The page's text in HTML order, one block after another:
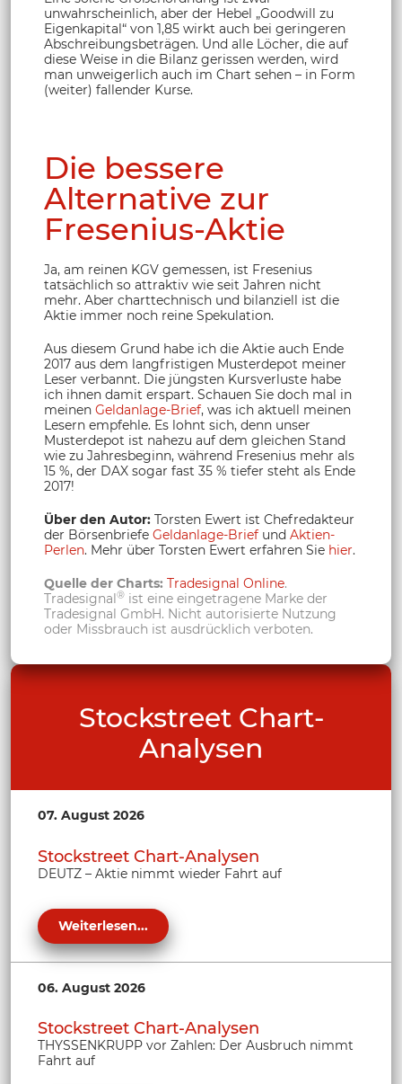
unwahrscheinlich, aber der Hebel „Goodwill zu
Eigenkapital“ von 1,85 wirkt auch bei geringeren
Abschreibungsbeträgen. Und alle Löcher, die auf
diese Weise in die Bilanz gerissen werden, wird
man unweigerlich auch im Chart sehen – in Form
(weiter) fallender Kurse.
Die bessere
Alternative zur
Fresenius-Aktie
Ja, am reinen KGV gemessen, ist Fresenius
tatsächlich so attraktiv wie seit Jahren nicht
mehr. Aber charttechnisch und bilanziell ist die
Aktie immer noch reine Spekulation.
Aus diesem Grund habe ich die Aktie auch Ende
2017 aus dem langfristigen Musterdepot meiner
Leser verbannt. Die jüngsten Kursverluste habe
ich ihnen damit erspart. Schauen Sie doch mal in
meinen Geldanlage-Brief, was ich aktuell meinen
Lesern empfehle. Es lohnt sich, denn unser
Musterdepot ist nahezu auf dem gleichen Stand
wie zu Jahresbeginn, während Fresenius mehr als
15 %, der DAX sogar fast 35 % tiefer steht als Ende
2017!
Über den Autor: Torsten Ewert ist Chefredakteur
der Börsenbriefe Geldanlage-Brief und Aktien-
Perlen. Mehr über Torsten Ewert erfahren Sie hier.
Quelle der Charts: Tradesignal Online.
Tradesignal® ist eine eingetragene Marke der
Tradesignal GmbH. Nicht autorisierte Nutzung
oder Missbrauch ist ausdrücklich verboten.
Stockstreet Chart-
Analysen
07. August 2026
Stockstreet Chart-Analysen
DEUTZ – Aktie nimmt wieder Fahrt auf
Weiterlesen...
06. August 2026
Stockstreet Chart-Analysen
THYSSENKRUPP vor Zahlen: Der Ausbruch nimmt
Fahrt auf